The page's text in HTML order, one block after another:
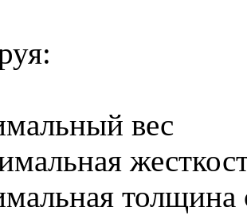
вес
толщина